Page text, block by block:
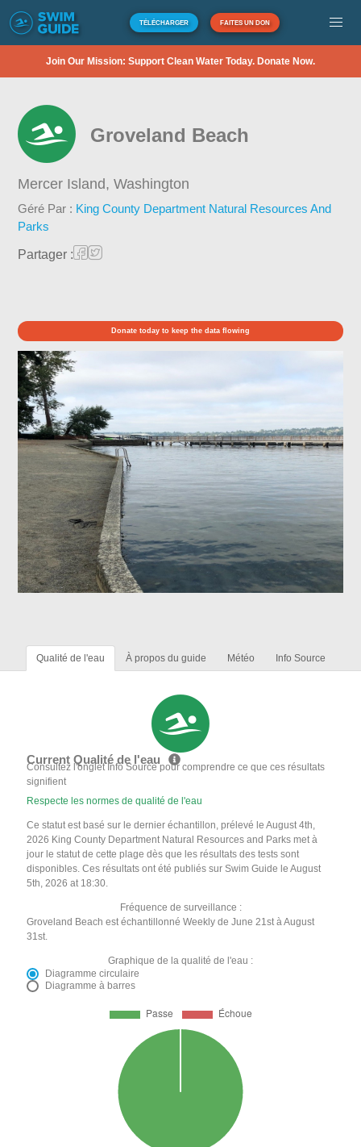
TÉLÉCHARGER FAITES UN DON
Join Our Mission: Support Clean Water Today. Donate Now.
Groveland Beach
Mercer Island,Washington
Géré Par : King County Department Natural Resources And
Parks
Partager :
Donate today to keep the data flowing
Qualité de l'eau À propos du guide Météo Info Source
Current Qualité de l'eau
Consultez l'onglet Info Source pour comprendre ce que ces résultats
signifient
Respecte les normes de qualité de l'eau
Ce statut est basé sur le dernier échantillon, prélevé le August 4th,
2026 King County Department Natural Resources and Parks met à
jour le statut de cette plage dès que les résultats des tests sont
disponibles. Ces résultats ont été publiés sur Swim Guide le August
5th, 2026 at 18:30.
Fréquence de surveillance :
Groveland Beach est échantillonné Weekly de June 21st à August
31st.
Graphique de la qualité de l'eau :
Diagramme circulaire
Diagramme à barres